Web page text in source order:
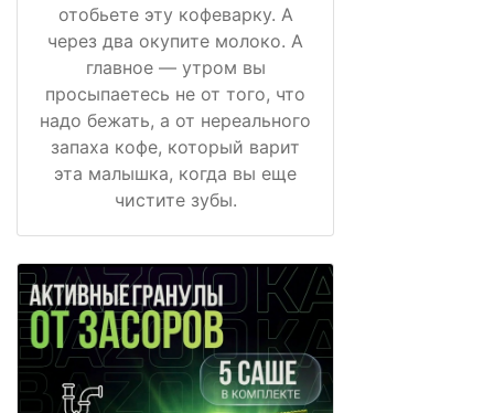
отобьете эту кофеварку. А
через два окупите молоко. А
главное — утром вы
просыпаетесь не от того, что
надо бежать, а от нереального
запаха кофе, который варит
эта малышка, когда вы еще
чистите зубы.